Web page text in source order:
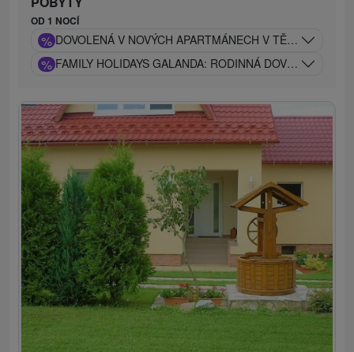
OD 1 NOCÍ
% DOVOLENÁ V NOVÝCH APARTMÁNECH V TĚSNÉ
% FAMILY HOLIDAYS GALANDA: RODINNÁ DOVOLENÁ S